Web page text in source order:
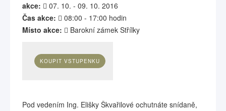
akce:
07. 10. - 09. 10. 2016
Čas akce:
08:00 - 17:00 hodin
Místo akce:
Barokní zámek Střílky
KOUPIT VSTUPENKU
Pod vedením Ing. Elišky Škvařilové ochutnáte snídaně,